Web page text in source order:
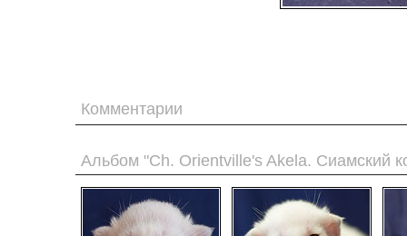
Комментарии
Альбом "Ch. Orientville's Akela. Сиамский